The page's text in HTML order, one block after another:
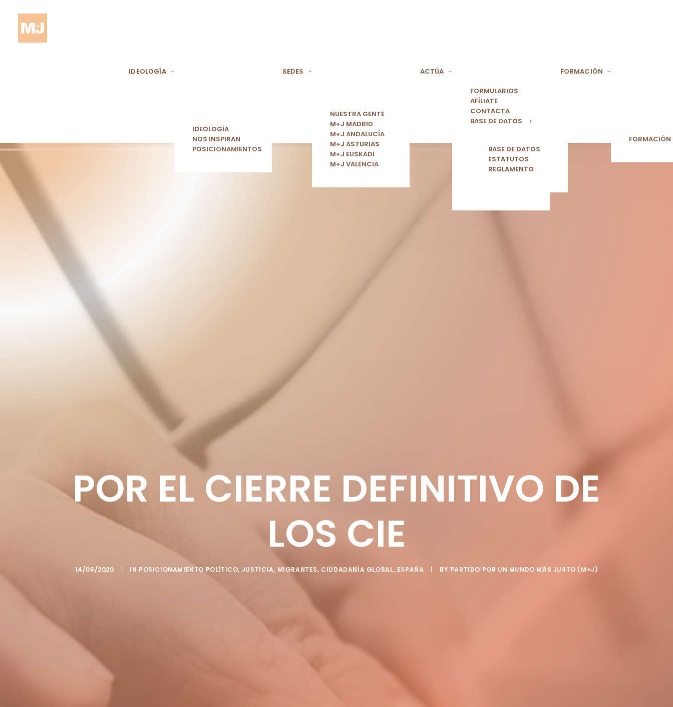
IDEOLOGÍA
IDEOLOGÍA
NOS INSPIRAN
POSICIONAMIENTOS
SEDES
NUESTRA GENTE
M+J MADRID
M+J ANDALUCÍA
M+J ASTURIAS
M+J EUSKADI
M+J VALENCIA
ACTÚA
FORMULARIOS
AFÍLIATE
CONTACTA
BASE DE DATOS
BASE DE DATOS
ESTATUTOS
REGLAMENTO
FORMACIÓN
FORMACIÓN
POR EL CIERRE DEFINITIVO DE
LOS CIE
14/05/2020 | IN POSICIONAMIENTO POLÍTICO, JUSTICIA, MIGRANTES, CIUDADANÍA GLOBAL, ESPAÑA | BY PARTIDO POR UN MUNDO MÁS JUSTO (M+J)